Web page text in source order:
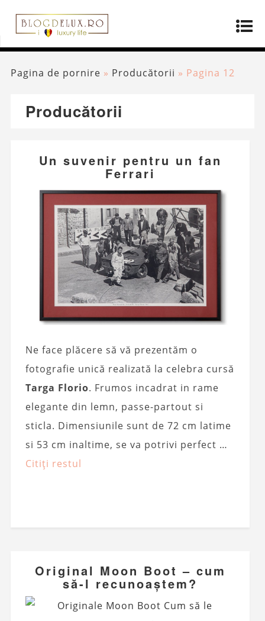
Pagina de pornire » Producătorii » Pagina 12
Producătorii
Un suvenir pentru un fan
Ferrari
Ne face plăcere să vă prezentăm o
fotografie unică realizată la celebra cursă
Targa Florio. Frumos incadrat in rame
elegante din lemn, passe-partout si
sticla. Dimensiunile sunt de 72 cm latime
si 53 cm inaltime, se va potrivi perfect …
Citiți restul
Original Moon Boot – cum
să-l recunoaștem?